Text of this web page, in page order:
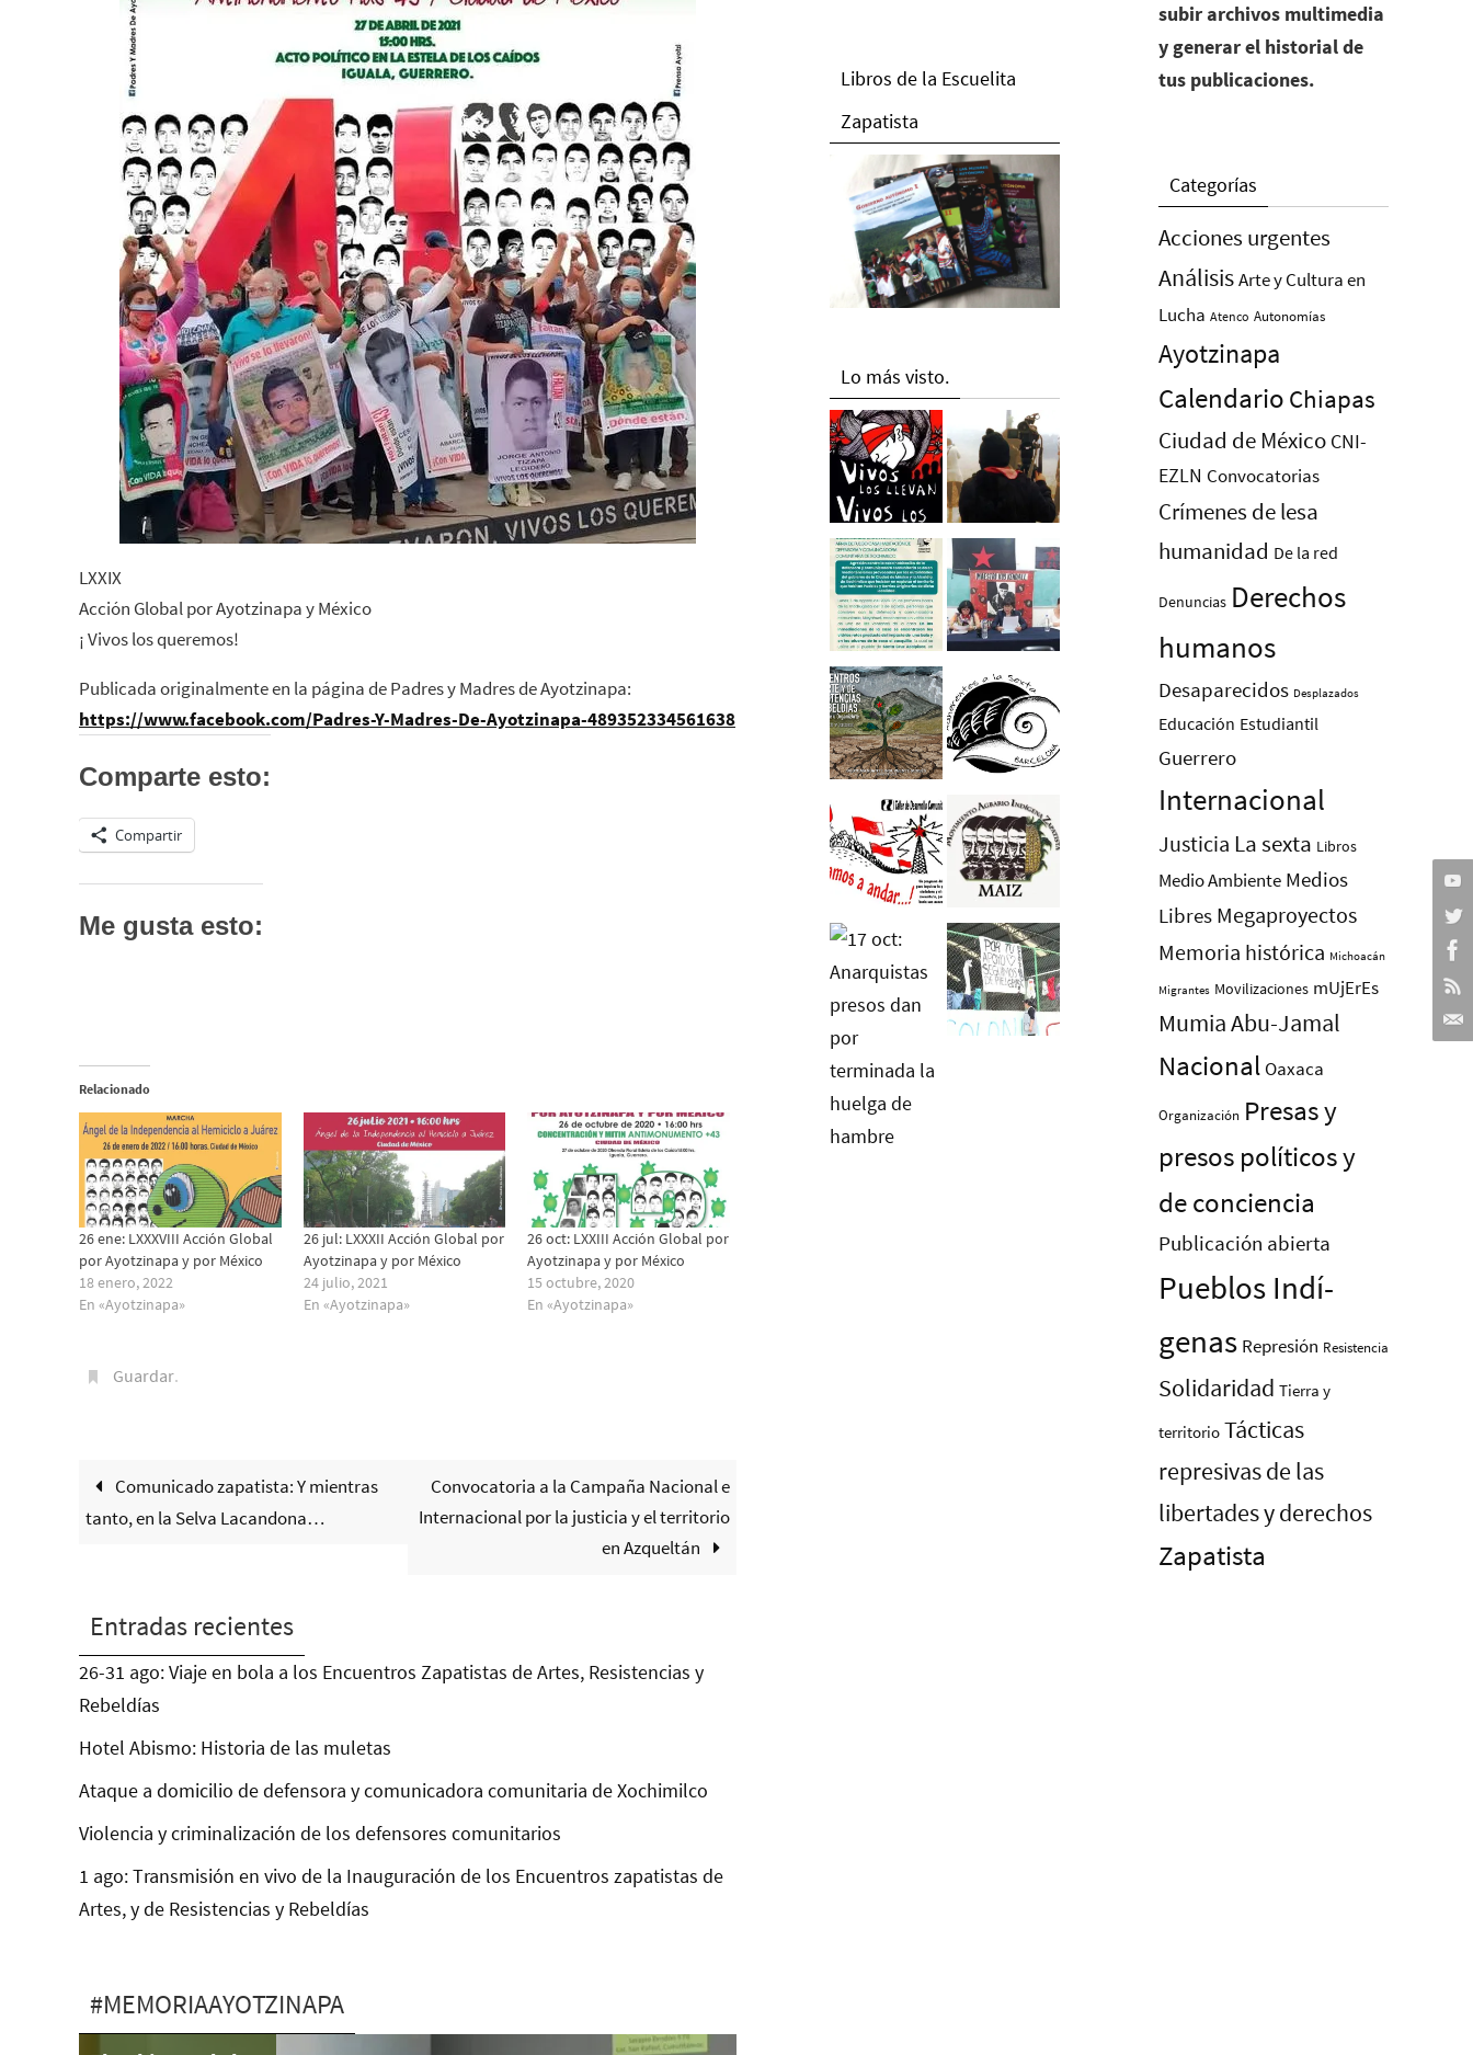
LXXIX
Acción Global por Ayotzinapa y México
¡ Vivos los queremos!
Publicada originalmente en la página de Padres y Madres de Ayotzinapa:
https://www.facebook.com/Padres-Y-Madres-De-Ayotzinapa-489352334561638
Comparte esto:
Compartir
Me gusta esto:
Relacionado
26 ene: LXXXVIII Acción Global
por Ayotzinapa y por México
18 enero, 2022
En «Ayotzinapa»
26 jul: LXXXII Acción Global por
Ayotzinapa y por México
24 julio, 2021
En «Ayotzinapa»
26 oct: LXXIII Acción Global por
Ayotzinapa y por México
15 octubre, 2020
En «Ayotzinapa»
Guardar.
Comunicado zapatista: Y mientras
tanto, en la Selva Lacandona…
Convocatoria a la Campaña Nacional e
Internacional por la justicia y el territorio
en Azqueltán
Entradas recientes
26-31 ago: Viaje en bola a los Encuentros Zapatistas de Artes, Resistencias y
Rebeldías
Hotel Abismo: Historia de las muletas
Ataque a domicilio de defensora y comunicadora comunitaria de Xochimilco
Violencia y criminalización de los defensores comunitarios
1 ago: Transmisión en vivo de la Inauguración de los Encuentros zapatistas de
Artes, y de Resistencias y Rebeldías
#MEMORIAAYOTZINAPA
Libros de la Escuelita
Zapatista
Lo más visto.
subir archivos multimedia
y generar el historial de
tus publicaciones.
Categorías
Acciones urgentes
AnálisisArte y Cultura en
Lucha Atenco Autonomías
Ayotzinapa
Calendario Chiapas
Ciudad de México CNI-
EZLN Convocatorias
Crímenes de lesa
humanidad De la red
Denuncias Derechos
humanos
Desaparecidos Desplazados
Educación Estudiantil
Guerrero
Internacional
Justicia La sexta Libros
Medio Ambiente Medios
Libres Megaproyectos
Memoria histórica Michoacán
Migrantes Movilizaciones mUjErEs
Mumia Abu-Jamal
Nacional Oaxaca
Organización Presas y
presos polí­ticos y
de conciencia
Publicación abierta
Pueblos Indí­
genas Represión Resistencia
Solidaridad Tierra y
territorio Tácticas
represivas de las
libertades y derechos
Zapatista